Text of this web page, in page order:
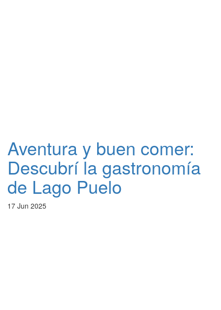
Aventura y buen comer:
Descubrí la gastronomía
de Lago Puelo
17 Jun 2025